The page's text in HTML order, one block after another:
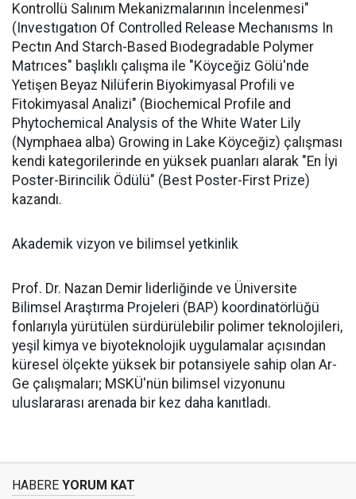
Kontrollü Salınım Mekanizmalarının İncelenmesi"
(Investıgatıon Of Controlled Release Mechanısms In
Pectın And Starch-Based Bıodegradable Polymer
Matrıces" başlıklı çalışma ile "Köyceğiz Gölü'nde
Yetişen Beyaz Nilüferin Biyokimyasal Profili ve
Fitokimyasal Analizi" (Biochemical Profile and
Phytochemical Analysis of the White Water Lily
(Nymphaea alba) Growing in Lake Köyceğiz) çalışması
kendi kategorilerinde en yüksek puanları alarak "En İyi
Poster-Birincilik Ödülü" (Best Poster-First Prize)
kazandı.
Akademik vizyon ve bilimsel yetkinlik
Prof. Dr. Nazan Demir liderliğinde ve Üniversite
Bilimsel Araştırma Projeleri (BAP) koordinatörlüğü
fonlarıyla yürütülen sürdürülebilir polimer teknolojileri,
yeşil kimya ve biyoteknolojik uygulamalar açısından
küresel ölçekte yüksek bir potansiyele sahip olan Ar-
Ge çalışmaları; MSKÜ'nün bilimsel vizyonunu
uluslararası arenada bir kez daha kanıtladı.
HABERE YORUM KAT